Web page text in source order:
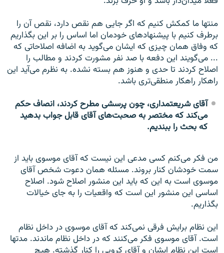
منتها ما کمکش کنیم که اگر جایی هم نقص دارد، نقص آن را
برطرف کنیم با پیشنهادهای خودمان اما اساس را بر این بگذاریم
که وفاق همان چیزی که ایشان می‌گوید به اضافه اصلاحاتی که
... می‌گویند این دفعه با صد نفر مشورت کردند و مطالب را
اصلاح کردند تا حدی و هنوز هم بسته نشده. به نظرم می‌آید این
راهکار راهکار منطقی‌تری باشد.
آقای شریعتمداری، چون پرسشی مطرح کردند، انصاف حکم
می‌کند که مختصر به صحبت‌های آقای قابل جواب بدهید
که بحث را ببندیم.
من فکر می‌کنم کسی مدعی این نیست که آقای موسوی باید از
سمت خودشان کنار بروند. مسئله همان دعوت شخص آقای
موسوی است به این که باید این منشور اصلاح شود. اصلاح
اساسی این منشور این است که واقعیات را به جای خیالات
بگذاریم.
این نظام برایش فرقی نمی‌کند که آقای موسوی در داخل نظام
است. آقای موسوی فکر می‌کنند که در داخل نظام ماندند. مدتها